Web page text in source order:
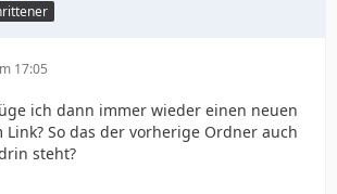
17:05
ich dann immer wieder einen neuen
Link? So das der vorherige Ordner auch
steht?